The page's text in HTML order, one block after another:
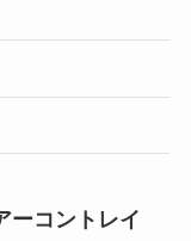
コントレイ